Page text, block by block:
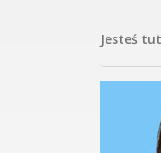
Jesteś